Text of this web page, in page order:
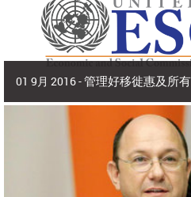
01 9月 2016 -管理好移徙惠及所
2016年9月 | 副秘书长兼 亚洲及太平洋
2015年，亚洲和太平洋有9800多万人
徙者的40%。在本区域，移徙者为侨居
为生产部门增加了价值，增进了家庭福祉